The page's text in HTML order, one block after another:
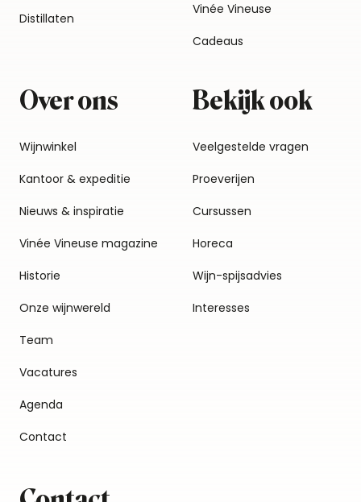
Distillaten
Vinée Vineuse
Cadeaus
Over ons
Wijnwinkel
Kantoor & expeditie
Nieuws & inspiratie
Vinée Vineuse magazine
Historie
Onze wijnwereld
Team
Vacatures
Agenda
Contact
Bekijk ook
Veelgestelde vragen
Proeverijen
Cursussen
Horeca
Wijn-spijsadvies
Interesses